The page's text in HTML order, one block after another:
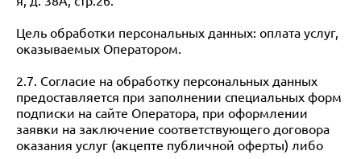
Цель обработки персональных данных: оплата услуг,
оказываемых Оператором.
2.7. Согласие на обработку персональных данных
предоставляется при заполнении специальных форм
подписки на сайте Оператора, при оформлении
заявки на заключение соответствующего договора
оказания услуг (акцепте публичной оферты) либо